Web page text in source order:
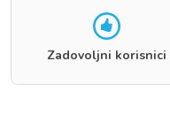
Zadovoljni korisnici